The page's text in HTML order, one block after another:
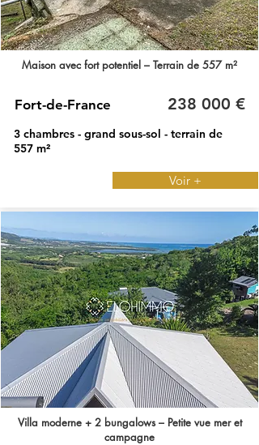
Maison avec fort potentiel – Terrain de 557 m²
Fort-de-France 238 000 €
3 chambres - grand sous-sol - terrain de
557 m²
Voir +
Villa moderne + 2 bungalows – Petite vue mer et
campagne